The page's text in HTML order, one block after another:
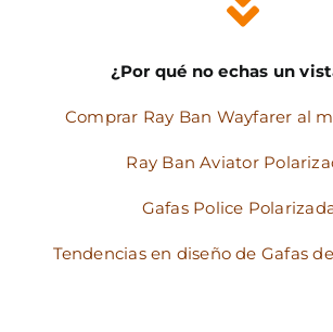
¿Por qué no echas un
Comprar Ray Ban Wayfarer al
Ray Ban Aviator
Gafas Police
Tendencias en diseño de Gafas